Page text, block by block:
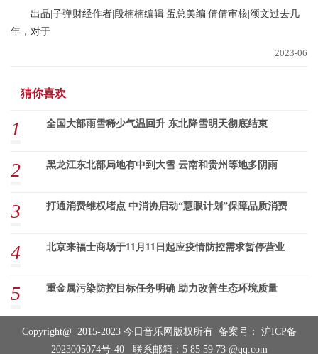
出品|子弹财经作者|段楠楠编辑|蛋总美编|倩倩审核|颂文过去几
年，对于
2023-06
猜你喜欢
1 全国大部雨雪稀少气温回升 东北降雪明天彻底结束
2 黑龙江东北部局地有中到大雪 云南和贵州等地多阴雨
3 打通消费维权堵点 中消协启动“慧眼计划”保障品质消费
4 北京来福士商场于11月11日起应疫情防控需求暂停营业
5 重金属污染防控目标任务明确 助力改善生态环境质量
Copyright@ 2015-2023 今日音乐网版权所有 备案号： 沪ICP备
2023005074号-40联系邮箱：5 85 59 73 @qq.com